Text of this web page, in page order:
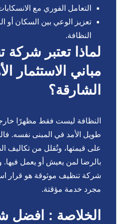
التعامل الفوري مع
تعزيز الوعي بين السكان أو
النظافة.
لماذا تعتبر شركة
مباني الاستثمار
الشارقة؟
النظافة ليست فقط مظهرًا
طويل الأمد في المبنى نفسه.
على قيمتها، وتُقلل من تكاليف
بالرضا لمن يعيش أو يعمل فيها.
شركة تنظيف موثوقة هو قرار
مجرد خدمة مؤقتة.
الخلاصة : افضل